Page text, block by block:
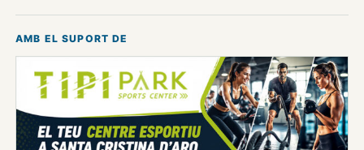
AMB EL SUPORT DE